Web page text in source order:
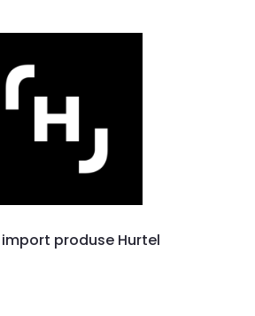
produse Hurtel